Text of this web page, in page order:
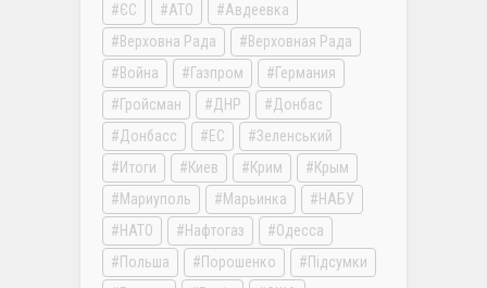
ЄС АТО
Авдеевка
Верховна Рада
Верховная Рада
Война
Газпром
Германия
Гройсман
ДНР
Донбас
Донбасс
ЕС
Зеленський
Итоги
Киев Крим
Крым
Мариуполь
Марьинка
НАБУ
НАТО
Нафтогаз
Одесса
Польша
Порошенко
Підсумки